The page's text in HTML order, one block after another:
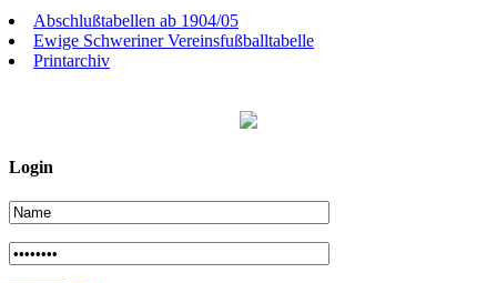
Abschlußtabellen ab 1904/05
Ewige Schweriner Vereinsfußballtabelle
Printarchiv
Login